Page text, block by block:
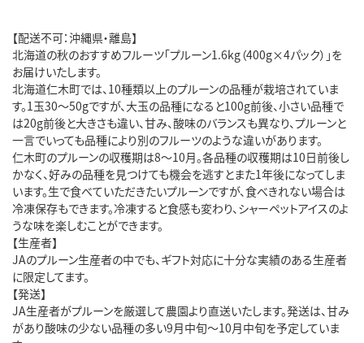
【配送不可：沖縄県・離島】
北海道の秋のおすすめフルーツ「プルーン1.6kg（400g×4パック）」を
お届けいたします。
北海道仁木町では、10種類以上のプルーンの品種が栽培されていま
す。1玉30～50gですが、大玉の品種になると100g前後、小さい品種で
は20g前後と大きさも違い、甘み、酸味のバランスも異なり、プルーンと
一言でいっても品種により別のフルーツのような違いがあります。
仁木町のプルーンの収穫期は8～10月。各品種の収穫期は10日前後し
かなく、好みの品種を見つけても機会を逃すとまた1年後になってしま
います。生で食べていただきたいプルーンですが、食べきれない場合は
冷凍保存もできます。冷凍すると食感も変わり、シャーペットアイスのよ
うな味を楽しむことができます。
【生産者】
JAのプルーン生産者の中でも、ギフト対応に十分な実績のある生産者
に限定してます。
【発送】
JA生産者がプルーンを厳選して農園より直送いたします。発送は、甘み
があり酸味の少ない品種の多い9月中旬～10月中旬を予定していま